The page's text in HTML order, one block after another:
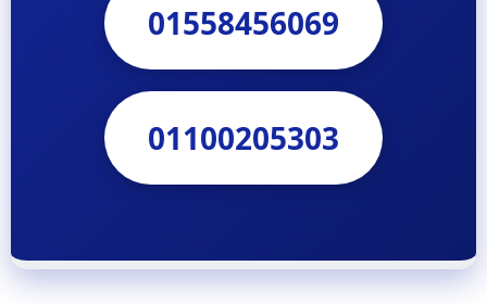
01558456069
01100205303